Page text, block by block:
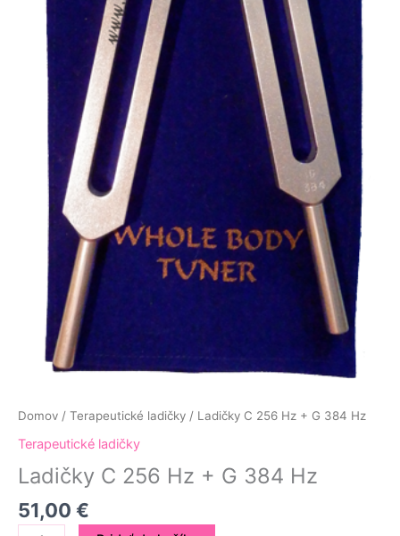
Domov / Terapeutické ladičky / Ladičky C 256 Hz + G 384 Hz
Terapeutické ladičky
Ladičky C 256 Hz + G 384 Hz
51,00 €